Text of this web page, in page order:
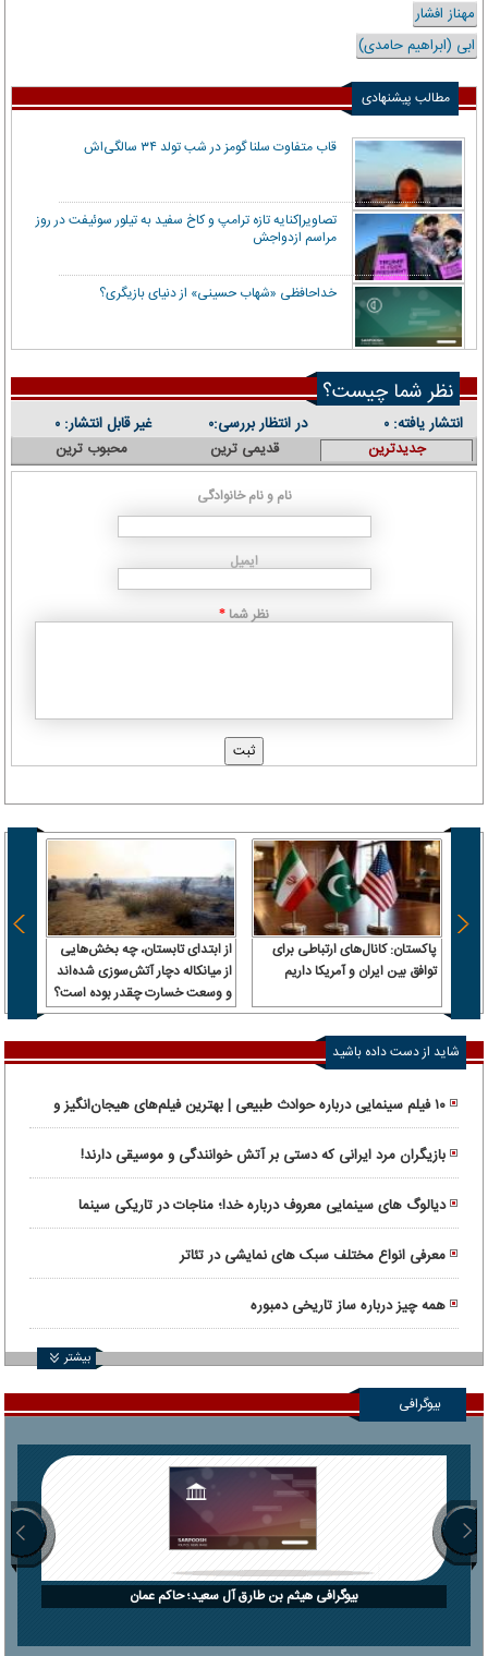
مهناز افشار
ابی (ابراهیم حامدی)
مطالب پیشنهادی
قاب متفاوت سلنا گومز در شب تولد ۳۴ سالگی‌اش
تصاویر|کنایه تازه ترامپ و کاخ سفید به تیلور سوئیفت در روز
مراسم ازدواجش
خداحافظی «شهاب حسینی» از دنیای بازیگری؟
نظر شما چیست؟
انتشار یافته: ۰ در انتظار بررسی:۰ غیر قابل انتشار: ۰
جدیدترین قدیمی ترین محبوب ترین
نام و نام خانوادگی
ایمیل
نظر شما *
پاکستان: کانال‌های ارتباطی برای
توافق بین ایران و آمریکا داریم
از ابتدای تابستان، چه بخش‌هایی
از میانکاله دچار آتش‌سوزی شده‌اند
و وسعت خسارت چقدر بوده است؟
شاید از دست داده باشید
۱۰ فیلم سینمایی درباره حوادث طبیعی | بهترین فیلم‌های هیجان‌انگیز و
واقعی
بازیگران مرد ایرانی که دستی بر آتش خوانندگی و موسیقی دارند!
دیالوگ های سینمایی معروف درباره خدا؛ مناجات در تاریکی سینما
معرفی انواع مختلف سبک های نمایشی در تئاتر
همه چیز درباره ساز تاریخی دمبوره
بیشتر
بیوگرافی
بیوگرافی هیثم بن طارق آل سعید؛ حاکم عمان